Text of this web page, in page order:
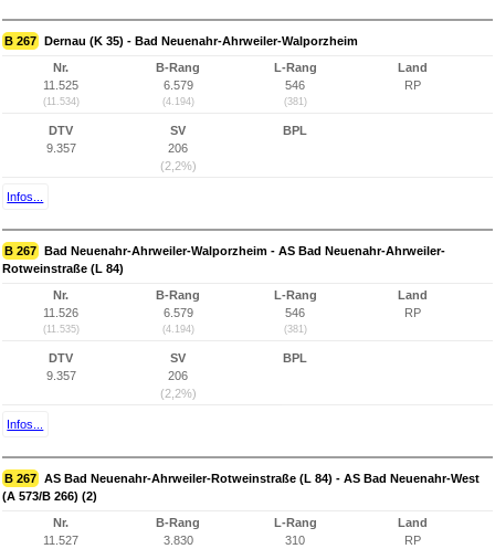
B 267 Dernau (K 35) - Bad Neuenahr-Ahrweiler-Walporzheim
Nr.
11.525
(11.534)
B-Rang
6.579
(4.194)
L-Rang
546
(381)
Land
RP
DTV
9.357
SV
206
(2,2%)
BPL
Infos...
B 267 Bad Neuenahr-Ahrweiler-Walporzheim - AS Bad Neuenahr-Ahrweiler-
Rotweinstraße (L 84)
Nr.
11.526
(11.535)
B-Rang
6.579
(4.194)
L-Rang
546
(381)
Land
RP
DTV
9.357
SV
206
(2,2%)
BPL
Infos...
B 267 AS Bad Neuenahr-Ahrweiler-Rotweinstraße (L 84) - AS Bad Neuenahr-West
(A 573/B 266) (2)
Nr.
11.527
B-Rang
3.830
L-Rang
310
Land
RP